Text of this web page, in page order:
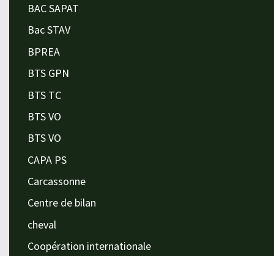
BAC SAPAT
Bac STAV
BPREA
BTS GPN
BTS TC
BTS VO
BTS VO
CAPA PS
Carcassonne
Centre de bilan
cheval
Coopération internationale